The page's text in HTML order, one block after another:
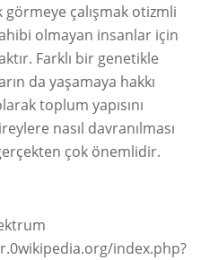
çalışmak otizmli
olmayan insanlar için
Farklı bir genetikle
da yaşamaya hakkı
toplum yapısını
nasıl davranılması
çok önemlidir.
index.php?